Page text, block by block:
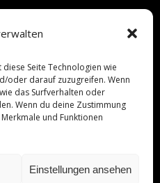
Seite Technologien wie
oder darauf zuzugreifen. Wenn
das Surfverhalten oder
Wenn du deine Zustimmung
und Funktionen
Einstellungen ansehen